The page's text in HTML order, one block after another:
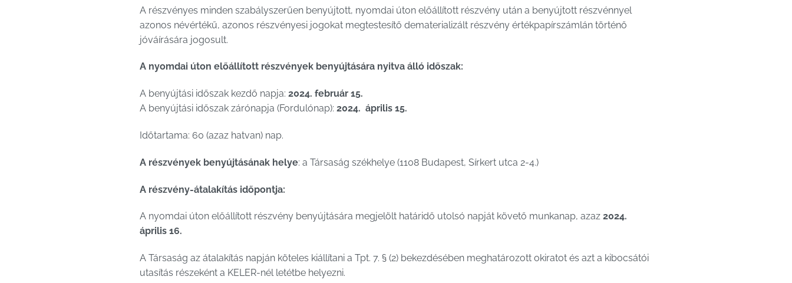
A részvényes minden szabályszerűen benyújtott, nyomdai úton előállított részvény után a benyújtott részvénnyel
azonos névértékű, azonos részvényesi jogokat megtestesítő dematerializált részvény értékpapírszámlán történő
jóváírására jogosult.
A nyomdai úton előállított részvények benyújtására nyitva álló időszak:
A benyújtási időszak kezdő napja: 2024. február 15.
A benyújtási időszak zárónapja (Fordulónap): 2024. április 15.
Időtartama: 60 (azaz hatvan) nap.
A részvények benyújtásának helye: a Társaság székhelye (1108 Budapest, Sírkert utca 2-4.)
A részvény-átalakítás időpontja:
A nyomdai úton előállított részvény benyújtására megjelölt határidő utolsó napját követő munkanap, azaz 2024.
április 16.
A Társaság az átalakítás napján köteles kiállítani a Tpt. 7. § (2) bekezdésében meghatározott okiratot és azt a kibocsátói
utasítás részeként a KELER-nél letétbe helyezni.